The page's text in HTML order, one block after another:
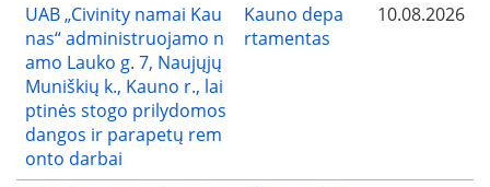
UAB „Civinity namai Kau
nas“ administruojamo n
amo Lauko g. 7, Naujųjų
Muniškių k., Kauno r., lai
ptinės stogo prilydomos
dangos ir parapetų rem
onto darbai
Kauno depa
rtamentas
10.08.2026